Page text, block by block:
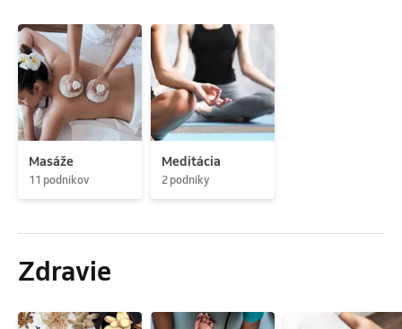
Masáže
11 podnikov
Meditácia
2 podniky
Zdravie